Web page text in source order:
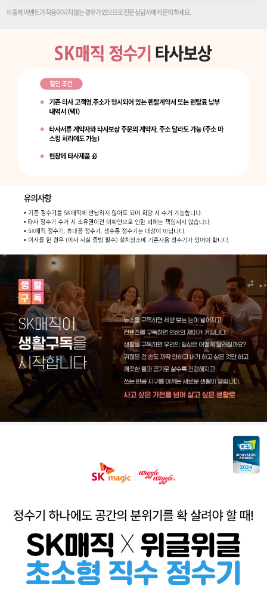
※중복 이벤트가 적용이 되지 않는 경우가 있으므로 전문 상담사에게 문의 하세요.